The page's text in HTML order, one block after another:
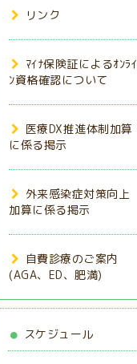
リンク
ﾏｲﾅ保険証によるｵﾝﾗｲ
ﾝ資格確認について
医療DX推進体制加算
に係る掲示
外来感染症対策向上
加算に係る掲示
自費診療のご案内
(AGA、ED、肥満)
スケジュール